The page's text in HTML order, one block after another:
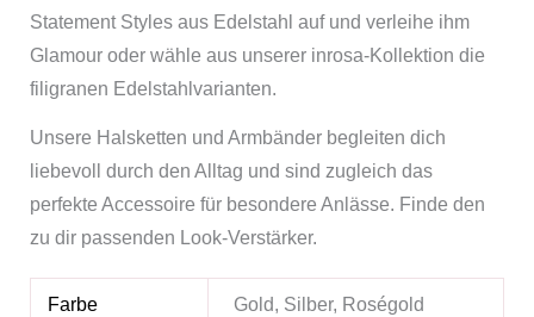
Statement Styles aus Edelstahl auf und verleihe ihm
Glamour oder wähle aus unserer inrosa-Kollektion die
filigranen Edelstahlvarianten.
Unsere Halsketten und Armbänder begleiten dich
liebevoll durch den Alltag und sind zugleich das
perfekte Accessoire für besondere Anlässe. Finde den
zu dir passenden Look-Verstärker.
Farbe Gold, Silber, Roségold